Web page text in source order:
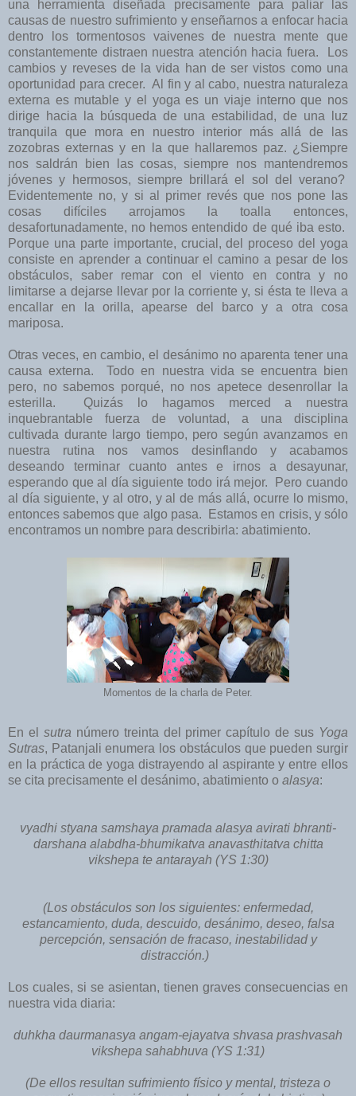
una herramienta diseñada precisamente para paliar las
causas de nuestro sufrimiento y enseñarnos a enfocar hacia
dentro los tormentosos vaivenes de nuestra mente que
constantemente distraen nuestra atención hacia fuera. Los
cambios y reveses de la vida han de ser vistos como una
oportunidad para crecer. Al fin y al cabo, nuestra naturaleza
externa es mutable y el yoga es un viaje interno que nos
dirige hacia la búsqueda de una estabilidad, de una luz
tranquila que mora en nuestro interior más allá de las
zozobras externas y en la que hallaremos paz. ¿Siempre
nos saldrán bien las cosas, siempre nos mantendremos
jóvenes y hermosos, siempre brillará el sol del verano?
Evidentemente no, y si al primer revés que nos pone las
cosas difíciles arrojamos la toalla entonces,
desafortunadamente, no hemos entendido de qué iba esto.
Porque una parte importante, crucial, del proceso del yoga
consiste en aprender a continuar el camino a pesar de los
obstáculos, saber remar con el viento en contra y no
limitarse a dejarse llevar por la corriente y, si ésta te lleva a
encallar en la orilla, apearse del barco y a otra cosa
mariposa.
Otras veces, en cambio, el desánimo no aparenta tener una
causa externa. Todo en nuestra vida se encuentra bien
pero, no sabemos porqué, no nos apetece desenrollar la
esterilla. Quizás lo hagamos merced a nuestra
inquebrantable fuerza de voluntad, a una disciplina
cultivada durante largo tiempo, pero según avanzamos en
nuestra rutina nos vamos desinflando y acabamos
deseando terminar cuanto antes e irnos a desayunar,
esperando que al día siguiente todo irá mejor. Pero cuando
al día siguiente, y al otro, y al de más allá, ocurre lo mismo,
entonces sabemos que algo pasa. Estamos en crisis, y sólo
encontramos un nombre para describirla: abatimiento.
Momentos de la charla de Peter.
En el sutra número treinta del primer capítulo de sus Yoga
Sutras, Patanjali enumera los obstáculos que pueden surgir
en la práctica de yoga distrayendo al aspirante y entre ellos
se cita precisamente el desánimo, abatimiento o alasya:
vyadhi styana samshaya pramada alasya avirati bhranti-
darshana alabdha-bhumikatva anavasthitatva chitta
vikshepa te antarayah (YS 1:30)
(Los obstáculos son los siguientes: enfermedad,
estancamiento, duda, descuido, desánimo, deseo, falsa
percepción, sensación de fracaso, inestabilidad y
distracción.)
Los cuales, si se asientan, tienen graves consecuencias en
nuestra vida diaria:
duhkha daurmanasya angam-ejayatva shvasa prashvasah
vikshepa sahabhuva (YS 1:31)
(De ellos resultan sufrimiento físico y mental, tristeza o